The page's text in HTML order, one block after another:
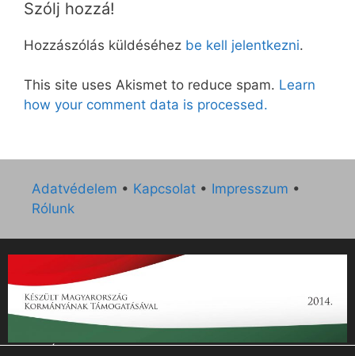
Szólj hozzá!
Hozzászólás küldéséhez be kell jelentkezni.
This site uses Akismet to reduce spam. Learn
how your comment data is processed.
Adatvédelem • Kapcsolat • Impresszum •
Rólunk
„Az Új Ember katolikus hetilap 2014. évi működésének